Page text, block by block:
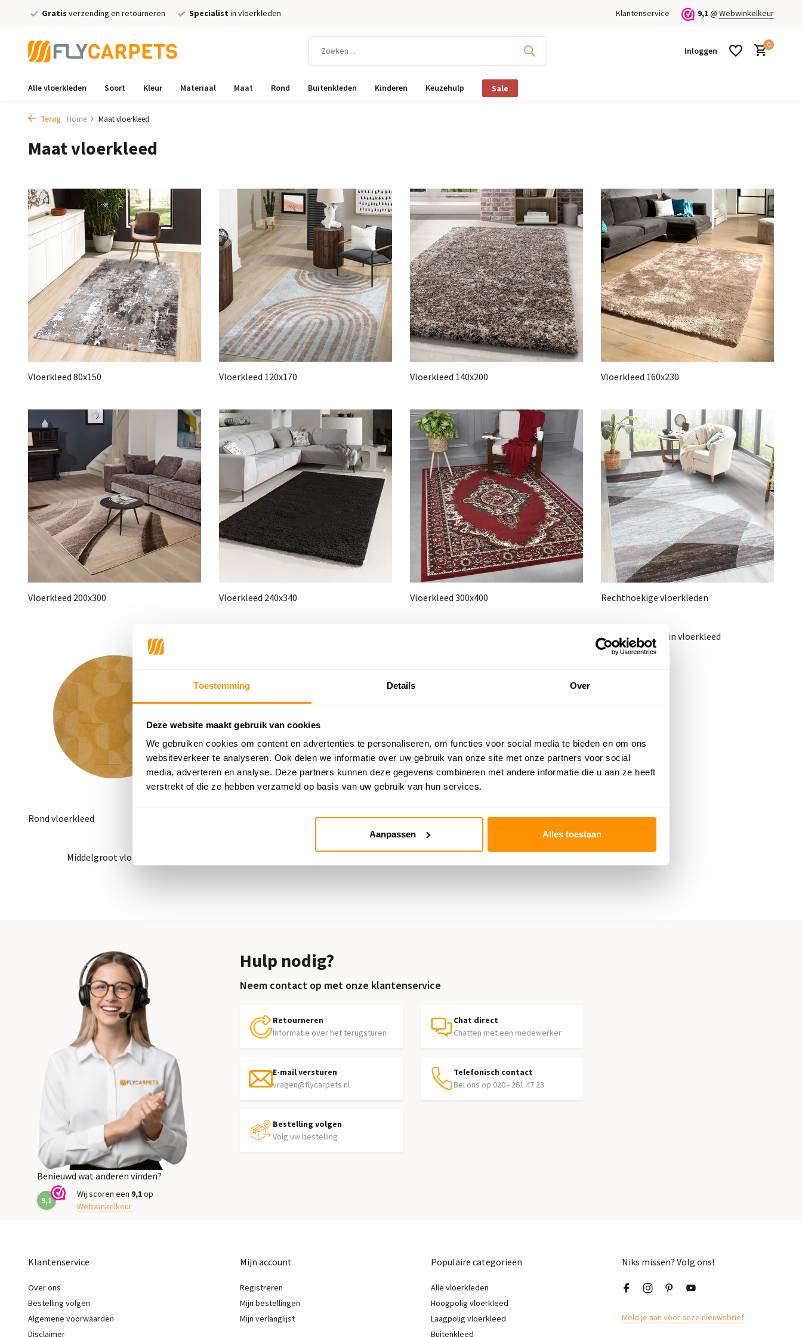
Toestemming Details Over
Deze website maakt gebruik van cookies
We gebruiken cookies om content en advertenties te personaliseren, om functies voor social media te bieden en om ons
websiteverkeer te analyseren. Ook delen we informatie over uw gebruik van onze site met onze partners voor social
media, adverteren en analyse. Deze partners kunnen deze gegevens combineren met andere informatie die u aan ze heeft
verstrekt of die ze hebben verzameld op basis van uw gebruik van hun services.
Aanpassen Alles toestaan
Gratis verzending en retourneren Specialist in vloerkleden Klantenservice 9,1@ Webwinkelkeur
Inloggen
0
Alle vloerkleden Soort Kleur Materiaal Maat Rond Buitenkleden Kinderen Keuzehulp Sale
Terug Home Maat vloerkleed
Maat vloerkleed
Vloerkleed 80x150 Vloerkleed 120x170 Vloerkleed 140x200 Vloerkleed 160x230
Vloerkleed 200x300 Vloerkleed 240x340 Vloerkleed 300x400 Rechthoekige vloerkleden
Rond vloerkleed Organisch vloerkleed
Klein vloerkleed
Middelgroot vloerkleed
Hulp nodig?
Neem contact op met onze klantenservice
Retourneren
Informatie over het terugsturen
Chat direct
Chatten met een medewerker
E-mail versturen
vragen@flycarpets.nl
Telefonisch contact
Bel ons op 020 - 261 47 23
Bestelling volgen
Volg uw bestelling
Benieuwd wat anderen vinden?
9,1
Wij scoren een 9,1op
Webwinkelkeur
Klantenservice
Over ons
Bestelling volgen
Algemene voorwaarden
Disclaimer
Mijn account
Registreren
Mijn bestellingen
Mijn verlanglijst
Populaire categorieën
Alle vloerkleden
Hoogpolig vloerkleed
Laagpolig vloerkleed
Buitenkleed
Niks missen? Volg ons!
Meld je aan voor onze nieuwsbrief